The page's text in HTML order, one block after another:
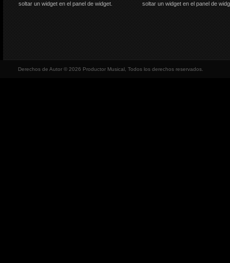
soltar un widget en el panel de widget.
soltar un widget en el panel de
Derechos de Autor © 2026 Productor Musical, Todos los derechos reservados.